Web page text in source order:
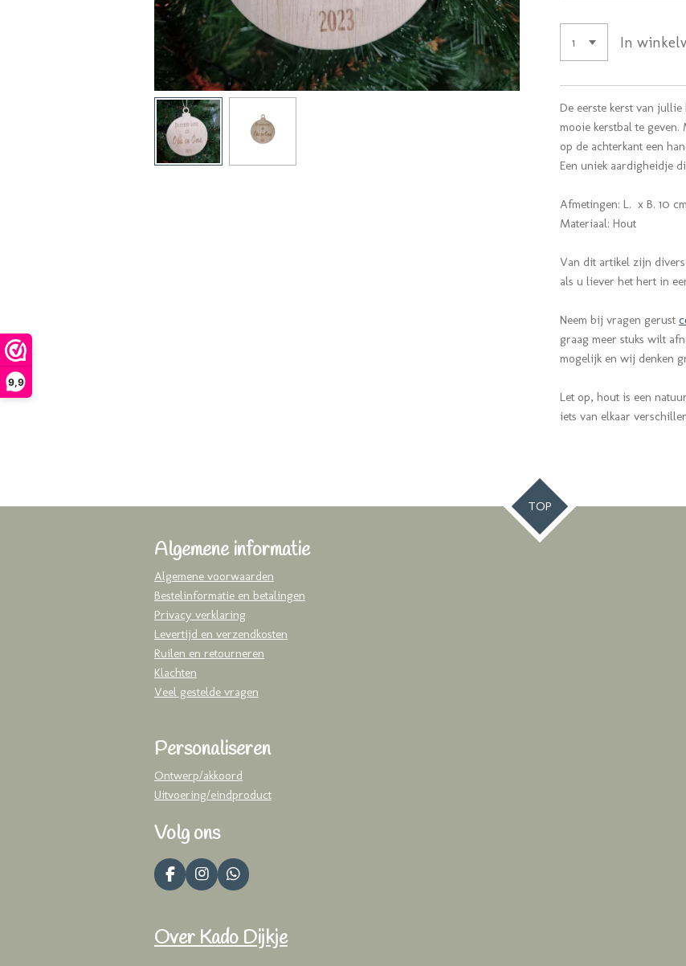
9,9
In
De eerste kerst van
mooie kerstbal te
op de achterkant een
Een uniek aardigheidje
Afmetingen: L. x B. 10 cm
Materiaal: Hout
Van dit artikel zijn
als u liever het hert in
Neem bij vragen gerust
graag meer stuks wilt
mogelijk en wij denken
Let op, hout is een
iets van elkaar
TOP
Algemene informatie
Algemene voorwaarden
Bestelinformatie en betalingen
Privacy verklaring
Levertijd en verzendkosten
Ruilen en retourneren
Klachten
Veel gestelde vragen
Personaliseren
Ontwerp/akkoord
Uitvoering/eindproduct
Volg ons
F
a
b
I
n
a
W
h
s
Over Kado Dijkje